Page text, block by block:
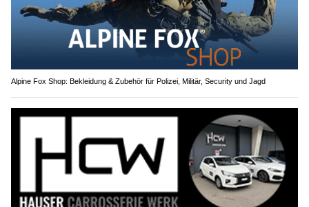
Alpine Fox Shop: Bekleidung & Zubehör für Polizei, Militär, Security und Jagd